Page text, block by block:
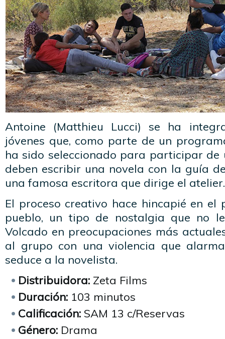
Antoine (Matthieu Lucci) se ha
jóvenes que, como parte de un
ha sido seleccionado para participar
deben escribir una novela con la guía
una famosa escritora que dirige el atelier.
El proceso creativo hace hincapié en
pueblo, un tipo de nostalgia que no
Volcado en preocupaciones más
al grupo con una violencia que
seduce a la novelista.
Distribuidora: Zeta Films
Duración: 103 minutos
Calificación: SAM 13 c/Reservas
Género: Drama